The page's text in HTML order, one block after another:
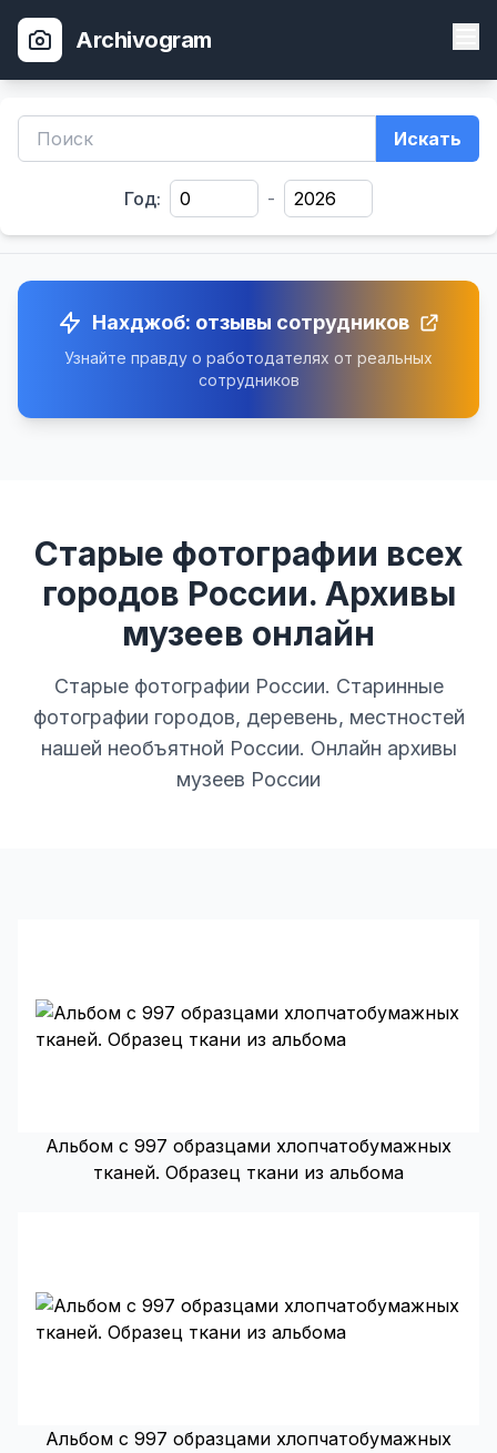
Archivogram
Искать
Год: -
Нахджоб: отзывы сотрудников
Узнайте правду о работодателях от реальных
сотрудников
Старые фотографии всех
городов России. Архивы
музеев онлайн
Старые фотографии России. Старинные
фотографии городов, деревень, местностей
нашей необъятной России. Онлайн архивы
музеев России
Альбом с 997 образцами хлопчатобумажных
тканей. Образец ткани из альбома
Альбом с 997 образцами хлопчатобумажных